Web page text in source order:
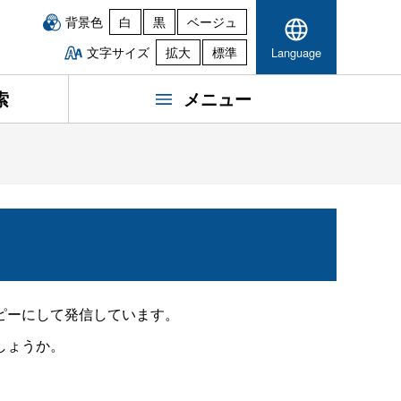
背景色 白 黒
ベージュ
文字サイズ
拡大 標準 Language
メニュー
にして発信しています。
うか。